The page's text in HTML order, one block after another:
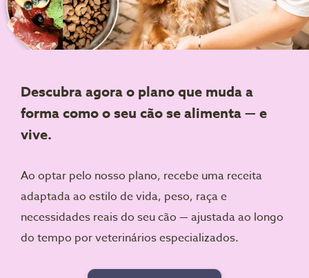
Descubra agora o plano que muda a
forma como o seu cão se alimenta — e
vive.
Ao optar pelo nosso plano, recebe uma receita
adaptada ao estilo de vida, peso, raça e
necessidades reais do seu cão — ajustada ao longo
do tempo por veterinários especializados.